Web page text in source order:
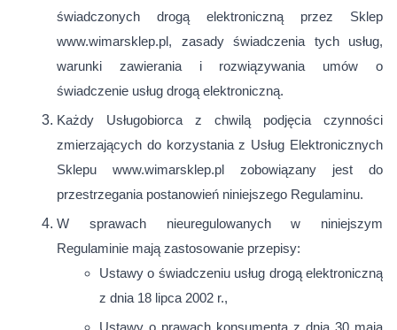
świadczonych drogą elektroniczną przez Sklep
www.wimarsklep.pl, zasady świadczenia tych usług,
warunki zawierania i rozwiązywania umów o
świadczenie usług drogą elektroniczną.
Każdy Usługobiorca z chwilą podjęcia czynności
zmierzających do korzystania z Usług Elektronicznych
Sklepu www.wimarsklep.pl zobowiązany jest do
przestrzegania postanowień niniejszego Regulaminu.
W sprawach nieuregulowanych w niniejszym
Regulaminie mają zastosowanie przepisy:
Ustawy o świadczeniu usług drogą elektroniczną
z dnia 18 lipca 2002 r.,